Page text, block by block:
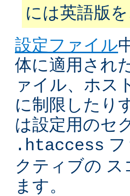
には英語版
設定ファイル
体に適用され
ァイル、ホス
に制限したり
は設定用のセ
.htaccess
クティブの ス
ます。